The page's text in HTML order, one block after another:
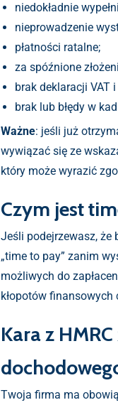
niedokładnie
nieprowadzenie
płatności ratalne;
za spóźnione
brak deklaracji VAT
brak lub błędy w
Ważne: jeśli już
wywiązać się ze
który może wyrazić
Czym jest
Jeśli podejrzewasz, że
„time to pay” zanim
możliwych do
kłopotów
Kara z
Twoja firma ma